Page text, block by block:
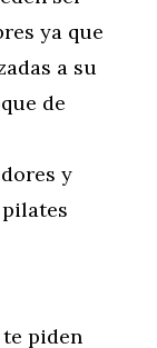
ya que
a su
de
y
piden